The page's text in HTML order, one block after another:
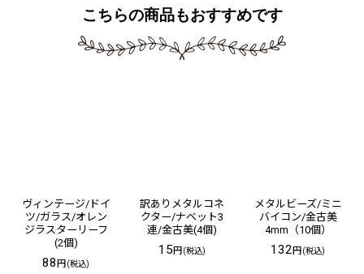
こちらの商品もおすすめです
ヴィンテージ/ドイ
ツ/ガラス/オレン
ジラスターリーフ
(2個)
88円(税込)
訳ありメタルコネ
クター/ナベット3
連/金古美(4個)
15円(税込)
メタルビーズ/ミニ
バイコン/金古美
4mm（10個）
132円(税込)